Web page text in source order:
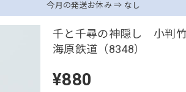
今月の発送お休み ⇒ なし
千と千尋の神隠し 小判
海原鉄道（8348）
¥880